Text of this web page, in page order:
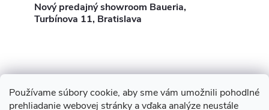
Používame súbory cookie, aby sme vám umožnili pohodlné
prehliadanie webovej stránky a vďaka analýze neustále
r
v
Nový predajný showroom Baueria,
Turbínova 11, Bratislava
Showroom Turbínova 11 Rekonštrukcie Stavby